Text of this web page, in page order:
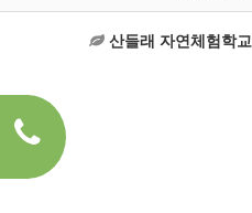
산들래 자연체험학교